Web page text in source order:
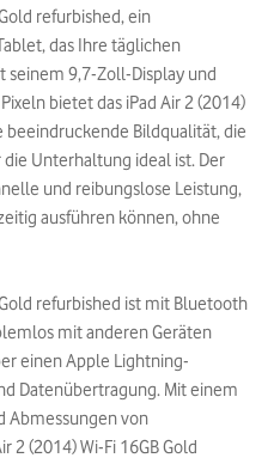
refurbished, ein
das Ihre täglichen
9,7-Zoll-Display und
bietet das iPad Air 2 (2014)
beeindruckende Bildqualität, die
Unterhaltung ideal ist. Der
und reibungslose Leistung,
ausführen können, ohne
Gold refurbished ist mit Bluetooth
mit anderen Geräten
einen Apple Lightning-
Datenübertragung. Mit einem
Abmessungen von
2 (2014) Wi-Fi 16GB Gold